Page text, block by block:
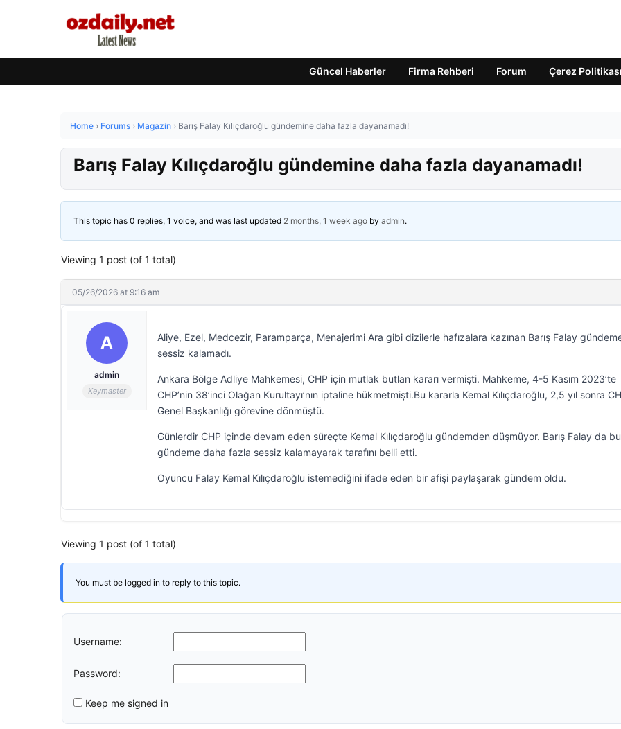
Güncel Haberler Firma Rehberi Forum Çerez Politikası
Home › Forums › Magazin › Barış Falay Kılıçdaroğlu gündemine daha fazla dayanamadı!
Barış Falay Kılıçdaroğlu gündemine daha fazla dayanamadı!
This topic has 0 replies, 1 voice, and was last updated 2 months, 1 week ago by admin.
Viewing 1 post (of 1 total)
05/26/2026 at 9:16 am
A
admin
Keymaster
Aliye, Ezel, Medcezir, Paramparça, Menajerimi Ara gibi dizilerle hafızalara kazınan Barış Falay
sessiz kalamadı.
Ankara Bölge Adliye Mahkemesi, CHP için mutlak butlan kararı vermişti. Mahkeme, 4-5 Kasım 2023’te
CHP’nin 38’inci Olağan Kurultayı’nın iptaline hükmetmişti.Bu kararla Kemal Kılıçdaroğlu, 2,5 yıl sonra
Genel Başkanlığı görevine dönmüştü.
Günlerdir CHP içinde devam eden süreçte Kemal Kılıçdaroğlu gündemden düşmüyor. Barış Falay da bu
gündeme daha fazla sessiz kalamayarak tarafını belli etti.
Oyuncu Falay Kemal Kılıçdaroğlu istemediğini ifade eden bir afişi paylaşarak gündem oldu.
Viewing 1 post (of 1 total)
You must be logged in to reply to this topic.
Username:
Password:
Keep me signed in